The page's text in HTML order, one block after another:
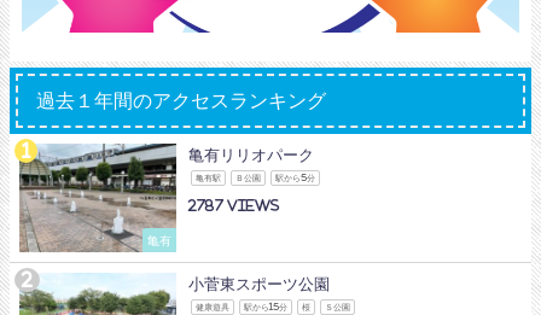
過去１年間のアクセスランキング
亀有
亀有リリオパーク
亀有駅 Ｂ公園 駅から5分
2787
小菅東スポーツ公園
健康遊具 駅から15分 桜 Ｓ公園